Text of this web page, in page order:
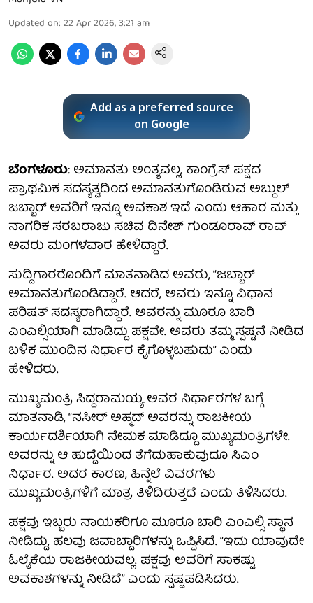
Updated on: 22 Apr 2026, 3:21 am
Add as a preferred source
on Google
ಬೆಂಗಳೂರು: ಅಮಾನತು ಅಂತ್ಯವಲ್ಲ, ಕಾಂಗ್ರೆಸ್ ಪಕ್ಷದ
ಪ್ರಾಥಮಿಕ ಸದಸ್ಯತ್ವದಿಂದ ಅಮಾನತುಗೊಂಡಿರುವ ಅಬ್ದುಲ್
ಜಬ್ಬಾರ್ ಅವರಿಗೆ ಇನ್ನೂ ಅವಕಾಶ ಇದೆ ಎಂದು ಆಹಾರ ಮತ್ತು
ನಾಗರಿಕ ಸರಬರಾಜು ಸಚಿವ ದಿನೇಶ್ ಗುಂಡೂರಾವ್ ರಾವ್
ಅವರು ಮಂಗಳವಾರ ಹೇಳಿದ್ದಾರೆ.
ಸುದ್ದಿಗಾರರೊಂದಿಗೆ ಮಾತನಾಡಿದ ಅವರು, “ಜಬ್ಬಾರ್
ಅಮಾನತುಗೊಂಡಿದ್ದಾರೆ. ಆದರೆ, ಅವರು ಇನ್ನೂ ವಿಧಾನ
ಪರಿಷತ್ ಸದಸ್ಯರಾಗಿದ್ದಾರೆ. ಅವರನ್ನು ಮೂರೂ ಬಾರಿ
ಎಂಎಲ್ಸಿಯಾಗಿ ಮಾಡಿದ್ದು ಪಕ್ಷವೇ. ಅವರು ತಮ್ಮ ಸ್ಪಷ್ಟನೆ ನೀಡಿದ
ಬಳಿಕ ಮುಂದಿನ ನಿರ್ಧಾರ ಕೈಗೊಳ್ಳಬಹುದು” ಎಂದು
ಹೇಳಿದರು.
ಮುಖ್ಯಮಂತ್ರಿ ಸಿದ್ದರಾಮಯ್ಯ ಅವರ ನಿರ್ಧಾರಗಳ ಬಗ್ಗೆ
ಮಾತನಾಡಿ, “ನಸೀರ್ ಅಹ್ಮದ್ ಅವರನ್ನು ರಾಜಕೀಯ
ಕಾರ್ಯದರ್ಶಿಯಾಗಿ ನೇಮಕ ಮಾಡಿದ್ದೂ ಮುಖ್ಯಮಂತ್ರಿಗಳೇ.
ಅವರನ್ನು ಆ ಹುದ್ದೆಯಿಂದ ತೆಗೆದುಹಾಕುವುದೂ ಸಿಎಂ
ನಿರ್ಧಾರ. ಅದರ ಕಾರಣ, ಹಿನ್ನೆಲೆ ವಿವರಗಳು
ಮುಖ್ಯಮಂತ್ರಿಗಳಿಗೆ ಮಾತ್ರ ತಿಳಿದಿರುತ್ತದೆ ಎಂದು ತಿಳಿಸಿದರು.
ಪಕ್ಷವು ಇಬ್ಬರು ನಾಯಕರಿಗೂ ಮೂರೂ ಬಾರಿ ಎಂಎಲ್ಸಿ ಸ್ಥಾನ
ನೀಡಿದ್ದು, ಹಲವು ಜವಾಬ್ದಾರಿಗಳನ್ನು ಒಪ್ಪಿಸಿದೆ. “ಇದು ಯಾವುದೇ
ಓಲೈಕೆಯ ರಾಜಕೀಯವಲ್ಲ. ಪಕ್ಷವು ಅವರಿಗೆ ಸಾಕಷ್ಟು
ಅವಕಾಶಗಳನ್ನು ನೀಡಿದೆ” ಎಂದು ಸ್ಪಷ್ಟಪಡಿಸಿದರು.